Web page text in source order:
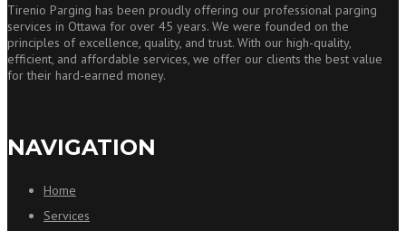
Tirenio Parging has been proudly offering our professional parging
services in Ottawa for over 45 years. We were founded on the
principles of excellence, quality, and trust. With our high-quality,
efficient, and affordable services, we offer our clients the best value
for their hard-earned money.
NAVIGATION
Home
Services